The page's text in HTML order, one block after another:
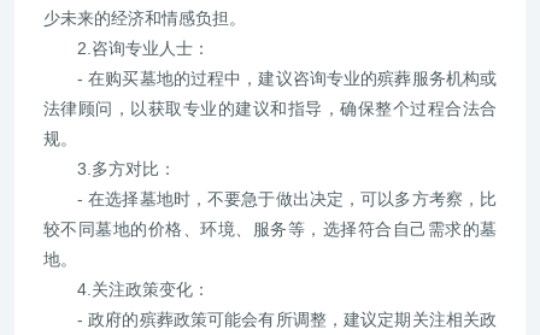
少未来的经济和情感负担。
2.咨询专业人士：
- 在购买墓地的过程中，建议咨询专业的殡葬服务机构或
法律顾问，以获取专业的建议和指导，确保整个过程合法合
规。
3.多方对比：
- 在选择墓地时，不要急于做出决定，可以多方考察，比
较不同墓地的价格、环境、服务等，选择符合自己需求的墓
地。
4.关注政策变化：
- 政府的殡葬政策可能会有所调整，建议定期关注相关政